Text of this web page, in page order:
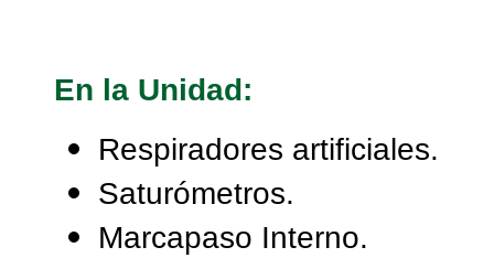
En la Unidad:
Respiradores artificiales.
Saturómetros.
Marcapaso Interno.